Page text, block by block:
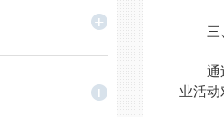
三
通过
业活